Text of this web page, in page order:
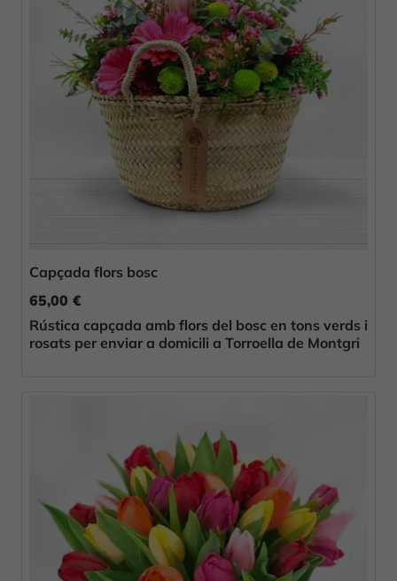
Capçada flors bosc
65,00 €
Rústica capçada amb flors del bosc en tons verds i
rosats per enviar a domicili a Torroella de Montgri